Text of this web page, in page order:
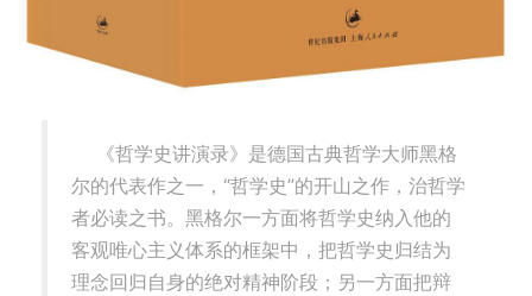
《哲学史讲演录》是德国古典哲学大师黑格
尔的代表作之一，“哲学史”的开山之作，治哲学
者必读之书。黑格尔一方面将哲学史纳入他的
客观唯心主义体系的框架中，把哲学史归结为
理念回归自身的绝对精神阶段；另一方面把辩